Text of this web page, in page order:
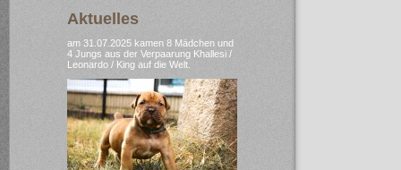
Aktuelles
am 31.07.2025 kamen 8 Mädchen und
4 Jungs aus der Verpaarung Khallesi /
Leonardo / King auf die Welt.